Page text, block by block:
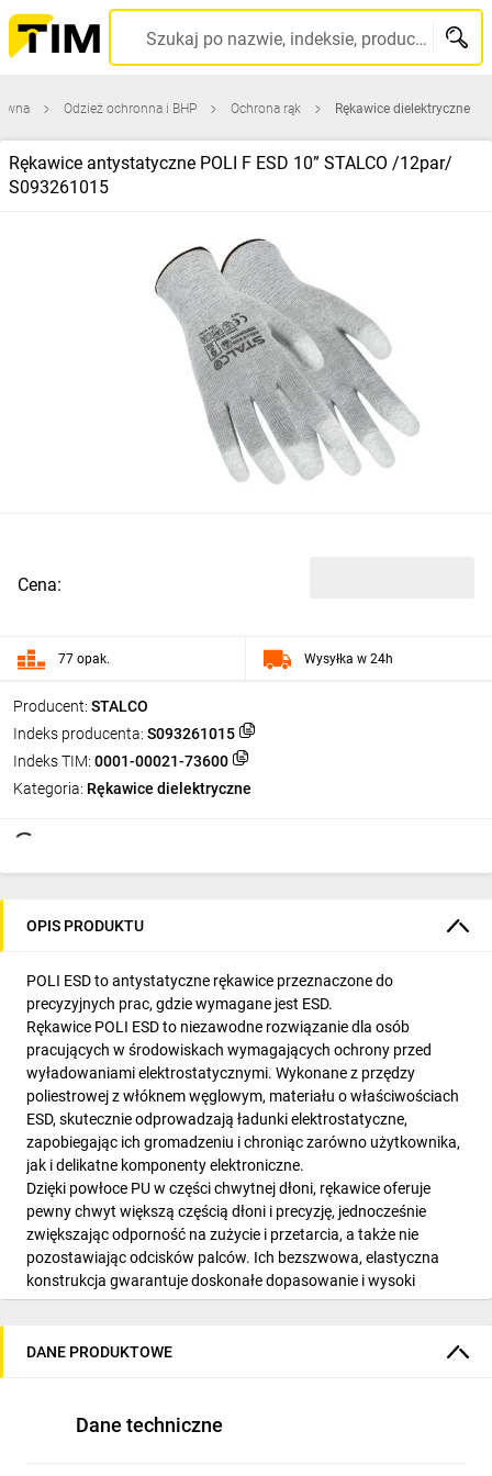
Szukaj po nazwie, indeksie, producencie, kodzie kreskowym...
Odzież ochronna i BHP Ochrona rąk Rękawice dielektryczne
Rękawice antystatyczne POLI F ESD 10” STALCO /12par/
S093261015
Producent: STALCO
Indeks producenta: S093261015
Indeks TIM: 0001-00021-73600
Kategoria: Rękawice dielektryczne
Cena:
77 opak. Wysyłka w 24h
OPIS PRODUKTU
POLI ESD to antystatyczne rękawice przeznaczone do
precyzyjnych prac, gdzie wymagane jest ESD.
Rękawice POLI ESD to niezawodne rozwiązanie dla osób
pracujących w środowiskach wymagających ochrony przed
wyładowaniami elektrostatycznymi. Wykonane z przędzy
poliestrowej z włóknem węglowym, materiału o właściwościach
ESD, skutecznie odprowadzają ładunki elektrostatyczne,
zapobiegając ich gromadzeniu i chroniąc zarówno użytkownika,
jak i delikatne komponenty elektroniczne.
Dzięki powłoce PU w części chwytnej dłoni, rękawice oferuje
pewny chwyt większą częścią dłoni i precyzję, jednocześnie
zwiększając odporność na zużycie i przetarcia, a także nie
pozostawiając odcisków palców. Ich bezszwowa, elastyczna
konstrukcja gwarantuje doskonałe dopasowanie i wysoki
komfort noszenia, nie powodując ucisku dłoni.
montażowych, pracach przy czułej elektronice i środowiskach
Ściągacz w nadgarstku zapobiega zsuwaniu się rękawic
DANE PRODUKTOWE
Dane techniczne